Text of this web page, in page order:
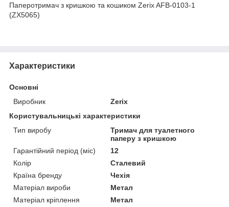
Паперотримач з кришкою та кошиком Zerix AFB-0103-1
(ZX5065)
Характеристики
Основні
Виробник
Zerix
Користувальницькі характеристики
Тип виробу
Тримач для туалетного
паперу з кришкою
Гарантійний період (міс)
12
Колір
Сталевий
Країна бренду
Чехія
Матеріал вироби
Метал
Матеріал кріплення
Метал